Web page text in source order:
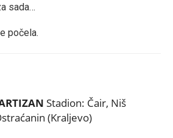
sada…
počela.
Stadion: Čair, Niš
(Kraljevo)